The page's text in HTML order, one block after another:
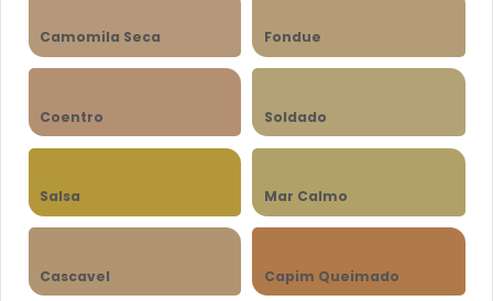
Camomila Seca Fondue
Coentro Soldado
Salsa Mar Calmo
Cascavel Capim Queimado